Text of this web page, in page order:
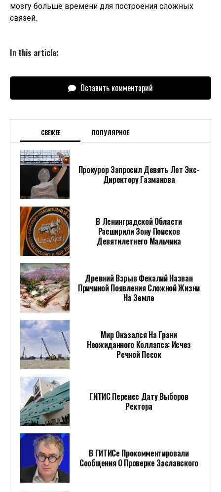
мозгу больше времени для построения сложных
связей.
In this article:
Оставить комментарий
СВЕЖЕЕ ПОПУЛЯРНОЕ
Прокурор Запросил Девять Лет Экс-
Директору Газманова
В Ленинградской Области
Расширили Зону Поисков
Девятилетнего Мальчика
Древний Взрыв Фекалий Назван
Причиной Появления Сложной Жизни
На Земле
Мир Оказался На Грани
Неожиданного Коллапса: Исчез
Речной Песок
ГИТИС Перенес Дату Выборов
Ректора
В ГИТИСе Прокомментировали
Сообщения О Проверке Заславского